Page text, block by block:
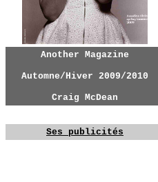
Another Magazine
Automne/Hiver 2009/2010
Craig McDean
Ses publicités